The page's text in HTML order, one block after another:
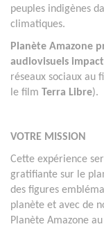
peuples indigènes
climatiques.
Planète Amazone
audiovisuels
réseaux sociaux au
le film Terra Libre).
VOTRE MISSION
Cette expérience
gratifiante sur le
des figures
planète et avec de
Planète Amazone